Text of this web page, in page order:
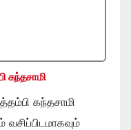
கந்தசாமி
கந்தசாமி
வசிப்பிடமாகவும்